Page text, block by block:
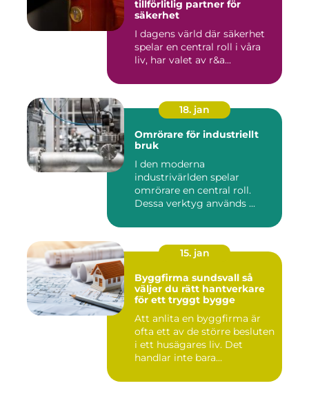
tillförlitlig partner för
säkerhet
I dagens värld där säkerhet
spelar en central roll i våra
liv, har valet av r&a...
18. jan
Omrörare för industriellt
bruk
I den moderna
industrivärlden spelar
omrörare en central roll.
Dessa verktyg används ...
15. jan
Byggfirma sundsvall så
väljer du rätt hantverkare
för ett tryggt bygge
Att anlita en byggfirma är
ofta ett av de större besluten
i ett husägares liv. Det
handlar inte bara...